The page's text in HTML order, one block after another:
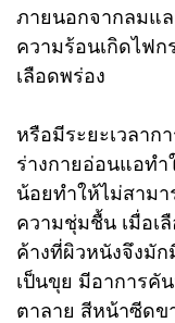
ภายนอกจากลมแ
ความร้อนเกิดไฟ
เลือดพร่อง
หรือมีระยะเวลาก
ร่างกายอ่อนแอทำ
น้อยทำให้ไม่สามา
ความชุ่มชื้น เมื่อเ
ค้างที่ผิวหนังจึงมั
เป็นขุย มีอาการคั
ตาลาย สีหน้าซีดข